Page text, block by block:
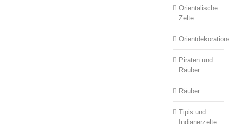
Orientalische
Zelte
Piraten und
Räuber
Räuber
Tipis und
Indianerzelte